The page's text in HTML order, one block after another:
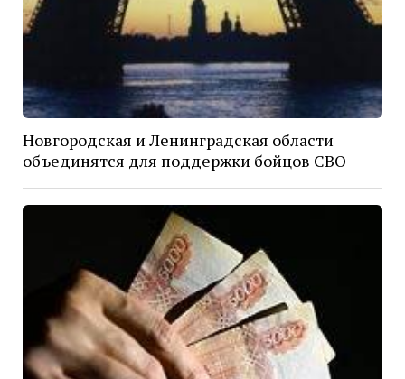
Новгородская и Ленинградская области
объединятся для поддержки бойцов СВО